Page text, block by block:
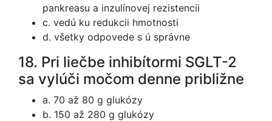
pankreasu a inzulínovej rezistencii
c. vedú ku redukcii hmotnosti
d. všetky odpovede s ú správne
18. Pri liečbe inhibítormi SGLT-2
sa vylúči močom denne približne
a. 70 až 80 g glukózy
b. 150 až 280 g glukózy